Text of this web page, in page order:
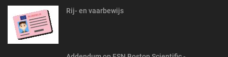
Rij- en vaarbewijs